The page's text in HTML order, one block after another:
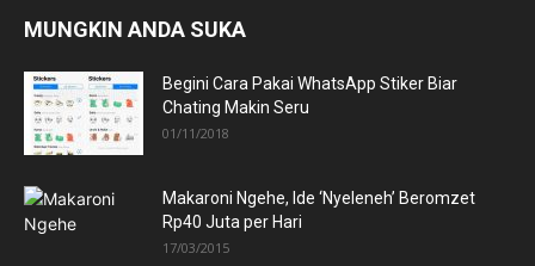
MUNGKIN ANDA SUKA
Begini Cara Pakai WhatsApp Stiker Biar
Chating Makin Seru
01/11/2018
Makaroni Ngehe, Ide ‘Nyeleneh’ Beromzet
Rp40 Juta per Hari
17/03/2015